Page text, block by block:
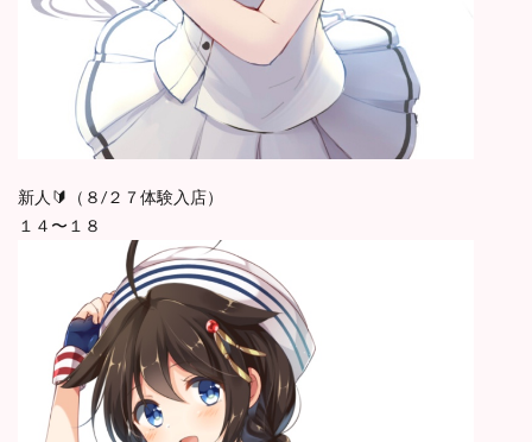
新人🔰（８/２７体験入店）
１４〜１８